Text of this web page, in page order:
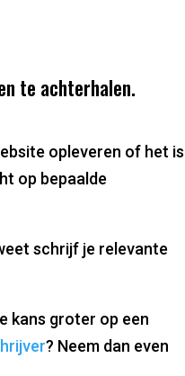
te achterhalen.
opleveren of het is
op bepaalde
schrijf je relevante
kans groter op een
? Neem dan even